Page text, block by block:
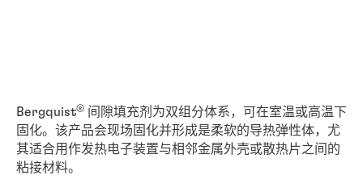
Bergquist® 间隙填充剂为双组分体系，可在室温或高温下
固化。该产品会现场固化并形成是柔软的导热弹性体，尤
其适合用作发热电子装置与相邻金属外壳或散热片之间的
粘接材料。